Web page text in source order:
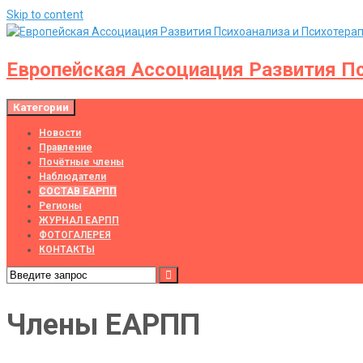
Skip to content
Европейская Ассоциация Развития
Категории
Новости
Правление
Почётные члены
Наблюдатели
СОСТАВ ЕАРПП
Регионы
ЖУРНАЛ ЕАРПП
ФОТОГАЛЕРЕЯ
КОНТАКТЫ
Члены ЕАРПП